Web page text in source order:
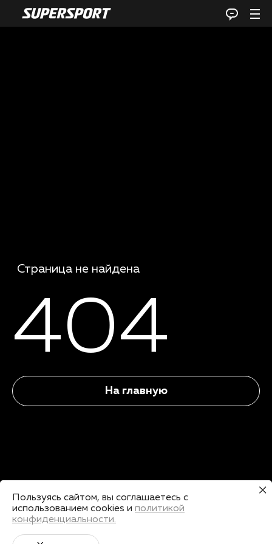
Страница не найдена
404
На главную
Пользуясь сайтом, вы соглашаетесь с
использованием cookies и политикой
конфиденциальности.